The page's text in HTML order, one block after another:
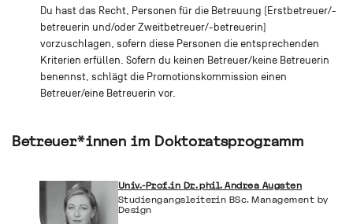
Du hast das Recht, Personen für die Betreuung (Erstbetreuer/-
betreuerin und/oder Zweitbetreuer/-betreuerin)
vorzuschlagen, sofern diese Personen die entsprechenden
Kriterien erfüllen. Sofern du keinen Betreuer/keine Betreuerin
benennst, schlägt die Promotionskommission einen
Betreuer/eine Betreuerin vor.
Betreuer*innen im Doktoratsprogramm
Univ.-Prof.in Dr. phil. Andrea Augsten
Studiengangsleiterin BSc. Management by
Design